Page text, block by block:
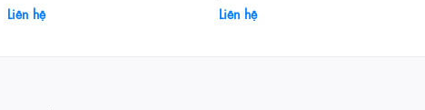
Liên hệ
Liên hệ